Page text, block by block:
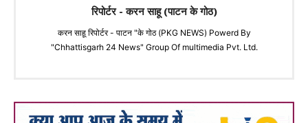
रिपोर्टर - करन साहू (पाटन के गोठ)
करन साहू रिपोर्टर - पाटन "के गोठ (PKG NEWS) Powerd By
"Chhattisgarh 24 News" Group Of multimedia Pvt. Ltd.